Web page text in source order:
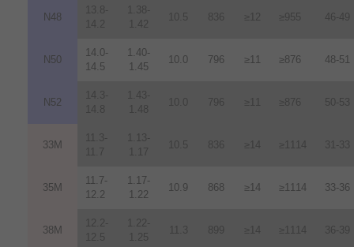
N48
13.8-
14.2
1.38-
1.42
10.5 836 ≥12 ≥955 46-49
N50
14.0-
14.5
1.40-
1.45
10.0 796 ≥11 ≥876 48-51
N52
14.3-
14.8
1.43-
1.48
10.0 796 ≥11 ≥876 50-53
33M
11.3-
11.7
1.13-
1.17
10.5 836 ≥14 ≥1114 31-33
35M
11.7-
12.2
1.17-
1.22
10.9 868 ≥14 ≥1114 33-36
38M
12.2-
12.5
1.22-
1.25
11.3 899 ≥14 ≥1114 36-39